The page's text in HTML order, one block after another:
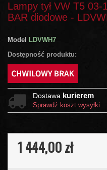
Lampy tył VW T5
BAR diodowe -
Model
LDVWH7
Dostępność produktu:
Dostawa kurierem
Sprawdź koszt wysyłki
1 444,00 zł